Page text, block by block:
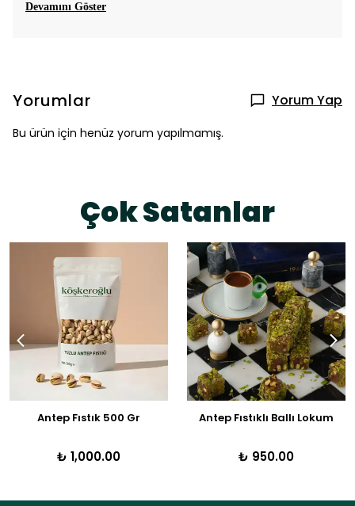
Devamını Göster
Yorumlar Yorum Yap
Bu ürün için henüz yorum yapılmamış.
Çok Satanlar
Antep Fıstık 500 Gr
₺ 1,000.00
Antep Fıstıklı Ballı Lokum
₺ 950.00